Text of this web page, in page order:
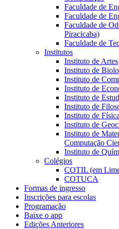
Faculdade de
Faculdade de
Faculdade de
Piracicaba)
Faculdade de
Institutos
Instituto de Artes
Instituto de
Instituto de
Instituto de
Instituto de
Instituto de
Instituto de
Instituto de
Instituto de
Computação
Instituto de
Colégios
COTIL (em
COTUCA
Formas de ingresso
Inscrições para escolas
Programação
Baixe o app
Edições Anteriores